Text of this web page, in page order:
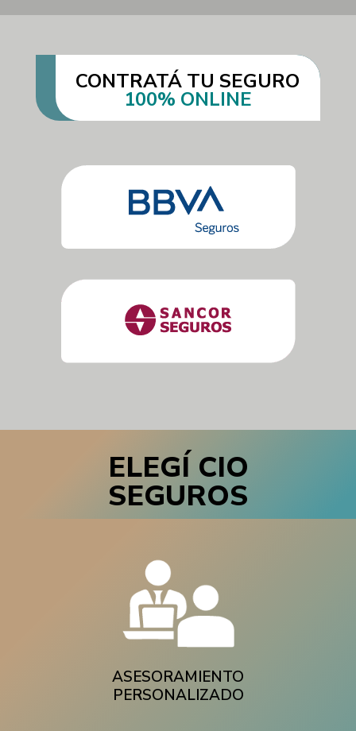
CONTRATÁ TU SEGURO
100% ONLINE
ELEGÍ CIO
SEGUROS
ASESORAMIENTO
PERSONALIZADO